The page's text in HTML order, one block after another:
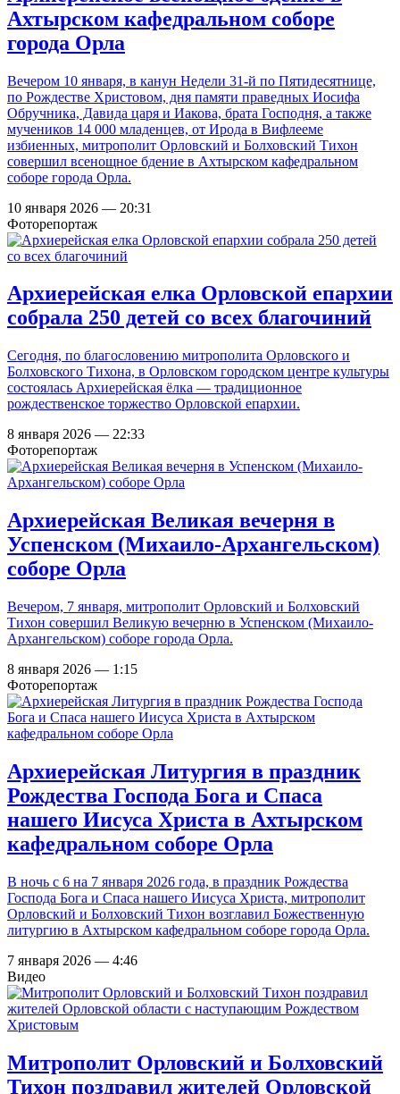
Ахтырском кафедральном соборе
города Орла
Вечером 10 января, в канун Недели 31-й по Пятидесятнице,
по Рождестве Христовом, дня памяти праведных Иосифа
Обручника, Давида царя и Иакова, брата Господня, а также
мучеников 14 000 младенцев, от Ирода в Вифлееме
избиенных, митрополит Орловский и Болховский Тихон
совершил всенощное бдение в Ахтырском кафедральном
соборе города Орла.
10 января 2026 — 20:31
Фоторепортаж
Архиерейская елка Орловской епархии
собрала 250 детей со всех благочиний
Сегодня, по благословению митрополита Орловского и
Болховского Тихона, в Орловском городском центре культуры
состоялась Архиерейская ёлка — традиционное
рождественское торжество Орловской епархии.
8 января 2026 — 22:33
Фоторепортаж
Архиерейская Великая вечерня в
Успенском (Михаило-Архангельском)
соборе Орла
Вечером, 7 января, митрополит Орловский и Болховский
Тихон совершил Великую вечерню в Успенском (Михаило-
Архангельском) соборе города Орла.
8 января 2026 — 1:15
Фоторепортаж
Архиерейская Литургия в праздник
Рождества Господа Бога и Спаса
нашего Иисуса Христа в Ахтырском
кафедральном соборе Орла
В ночь с 6 на 7 января 2026 года, в праздник Рождества
Господа Бога и Спаса нашего Иисуса Христа, митрополит
Орловский и Болховский Тихон возглавил Божественную
литургию в Ахтырском кафедральном соборе города Орла.
7 января 2026 — 4:46
Видео
Митрополит Орловский и Болховский
Тихон поздравил жителей Орловской